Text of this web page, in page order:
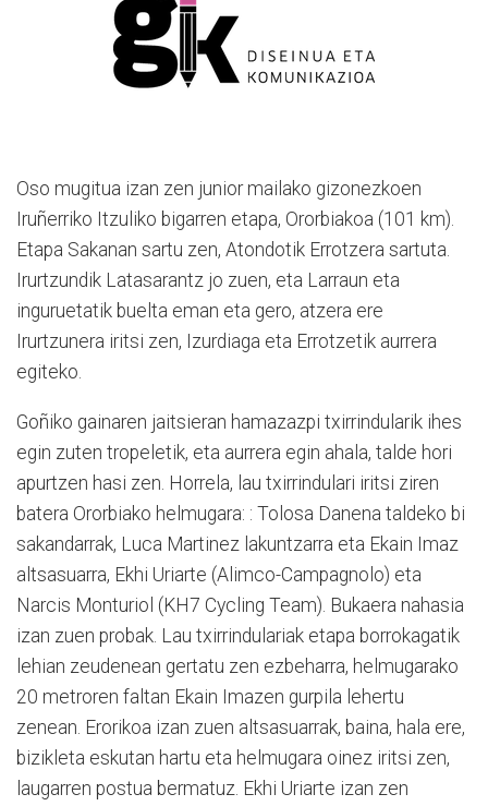
Oso mugitua izan zen junior mailako gizonezkoen
Iruñerriko Itzuliko bigarren etapa, Ororbiakoa (101 km).
Etapa Sakanan sartu zen, Atondotik Errotzera sartuta.
Irurtzundik Latasarantz jo zuen, eta Larraun eta
inguruetatik buelta eman eta gero, atzera ere
Irurtzunera iritsi zen, Izurdiaga eta Errotzetik aurrera
egiteko.
Goñiko gainaren jaitsieran hamazazpi txirrindularik ihes
egin zuten tropeletik, eta aurrera egin ahala, talde hori
apurtzen hasi zen. Horrela, lau txirrindulari iritsi ziren
batera Ororbiako helmugara: : Tolosa Danena taldeko bi
sakandarrak, Luca Martinez lakuntzarra eta Ekain Imaz
altsasuarra, Ekhi Uriarte (Alimco-Campagnolo) eta
Narcis Monturiol (KH7 Cycling Team). Bukaera nahasia
izan zuen probak. Lau txirrindulariak etapa borrokagatik
lehian zeudenean gertatu zen ezbeharra, helmugarako
20 metroren faltan Ekain Imazen gurpila lehertu
zenean. Erorikoa izan zuen altsasuarrak, baina, hala ere,
bizikleta eskutan hartu eta helmugara oinez iritsi zen,
laugarren postua bermatuz. Ekhi Uriarte izan zen